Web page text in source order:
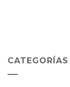
CATEGORÍAS